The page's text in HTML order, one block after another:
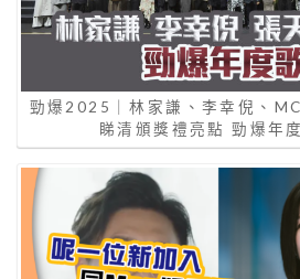
勁爆2025｜林家謙、李幸倪、
睇清頒獎禮亮點 勁爆年